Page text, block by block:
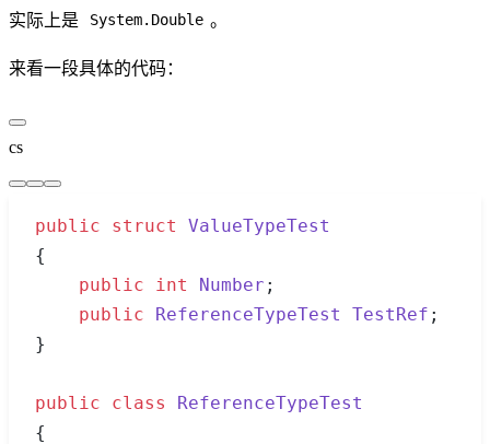
实际上是 System.Double 。
来看一段具体的代码：
cs
public struct
ValueTypeTest
{
    public
int Number ;
    public
ReferenceTypeTest TestRef ;
}
public class
ReferenceTypeTest
{